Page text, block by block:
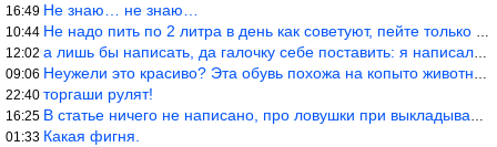
16:49 Не знаю… не знаю…
10:44 Не надо пить по 2 литра в день как советуют, пейте только когда
12:02 а лишь бы написать, да галочку себе поставить: я написала статью
09:06 Неужели это красиво? Эта обувь похожа на копыто животного, не хв
22:40 торгаши рулят!
16:25 В статье ничего не написано, про ловушки при выкладывании товара
01:33 Какая фигня.